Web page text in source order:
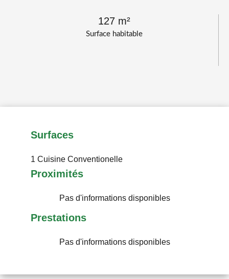
Surface habitable
127 m²
Surfaces
1 Cuisine Conventionelle
Proximités
Pas d'informations disponibles
Prestations
Pas d'informations disponibles